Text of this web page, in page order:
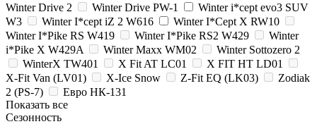
Winter Drive 2
Winter Drive PW-1
Winter i*cept evo3 SUV
W3
Winter I*cept iZ 2 W616
Winter I*Cept X RW10
Winter I*Pike RS W419
Winter I*Pike RS2 W429
Winter
i*Pike X W429A
Winter Maxx WM02
Winter Sottozero 2
WinterX TW401
X Fit AT LC01
X FIT HT LD01
X-Fit Van (LV01)
X-Ice Snow Z-Fit EQ (LK03)
Zodiak
2 (PS-7)
Евро НК-131
Показать все
Сезонность